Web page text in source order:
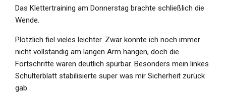
Das Klettertraining am Donnerstag brachte schließlich die
Wende.
Plötzlich fiel vieles leichter. Zwar konnte ich noch immer
nicht vollständig am langen Arm hängen, doch die
Fortschritte waren deutlich spürbar. Besonders mein linkes
Schulterblatt stabilisierte super was mir Sicherheit zurück
gab.